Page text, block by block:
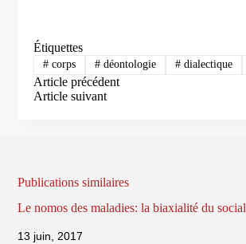
Étiquettes
# corps # déontologie #dialectique
Article précédent
Article suivant
Publications similaires
Le nomos des maladies: la biaxialité du social
13 juin, 2017